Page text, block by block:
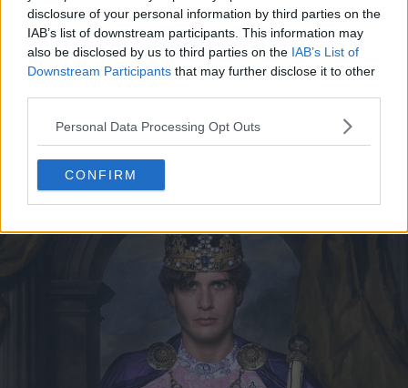
disclosure of your personal information by third parties on the
IAB’s list of downstream participants. This information may
also be disclosed by us to third parties on the IAB’s List of
Downstream Participants that may further disclose it to other
Personal Data Processing Opt Outs
CONFIRM